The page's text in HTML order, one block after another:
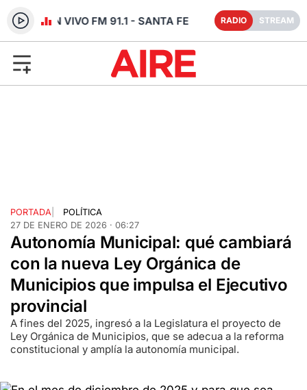
RADIO EN VIVO FM 91.1 - SANTA FE RADIO STREAM
PORTADA
POLÍTICA
27 DE ENERO DE 2026 · 06:27
Autonomía Municipal: qué cambiará
con la nueva Ley Orgánica de
Municipios que impulsa el Ejecutivo
provincial
A fines del 2025, ingresó a la Legislatura el proyecto de
Ley Orgánica de Municipios, que se adecua a la reforma
constitucional y amplía la autonomía municipal.